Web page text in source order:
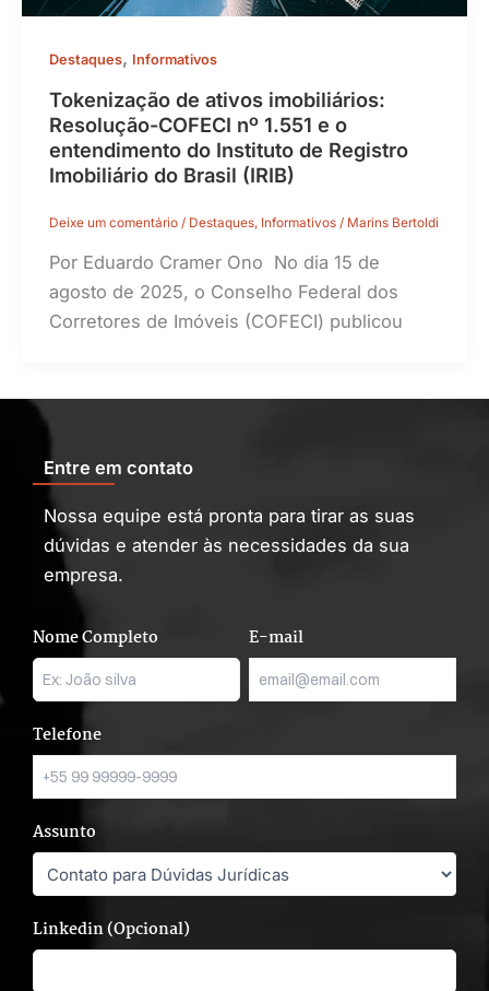
Destaques, Informativos
Tokenização de ativos imobiliários:
Resolução-COFECI nº 1.551 e o
entendimento do Instituto de Registro
Imobiliário do Brasil (IRIB)
Deixe um comentário / Destaques, Informativos/ Marins Bertoldi
Por Eduardo Cramer Ono No dia 15 de
agosto de 2025, o Conselho Federal dos
Corretores de Imóveis (COFECI) publicou
Entre em contato
Nossa equipe está pronta para tirar as suas
dúvidas e atender às necessidades da sua
empresa.
Nome Completo E-mail
Telefone
Assunto
Linkedin (Opcional)